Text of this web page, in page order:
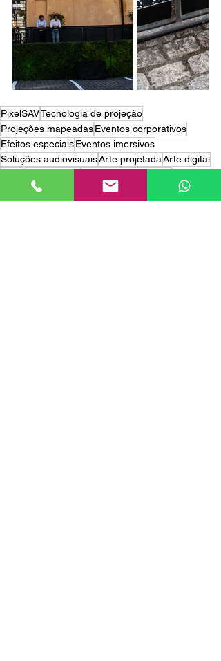
PixelSAVTecnologia de projeção
Projeções mapeadasEventos corporativos
Efeitos especiaisEventos imersivos
Soluções audiovisuaisArte projetadaArte digital
Criatividade audiovisualProdução audiovisual
Projeção em fachadasTecnologia audiovisual